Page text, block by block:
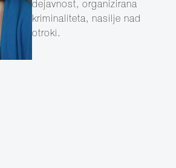
dejavnost, organizirana
kriminaliteta, nasilje nad
otroki.